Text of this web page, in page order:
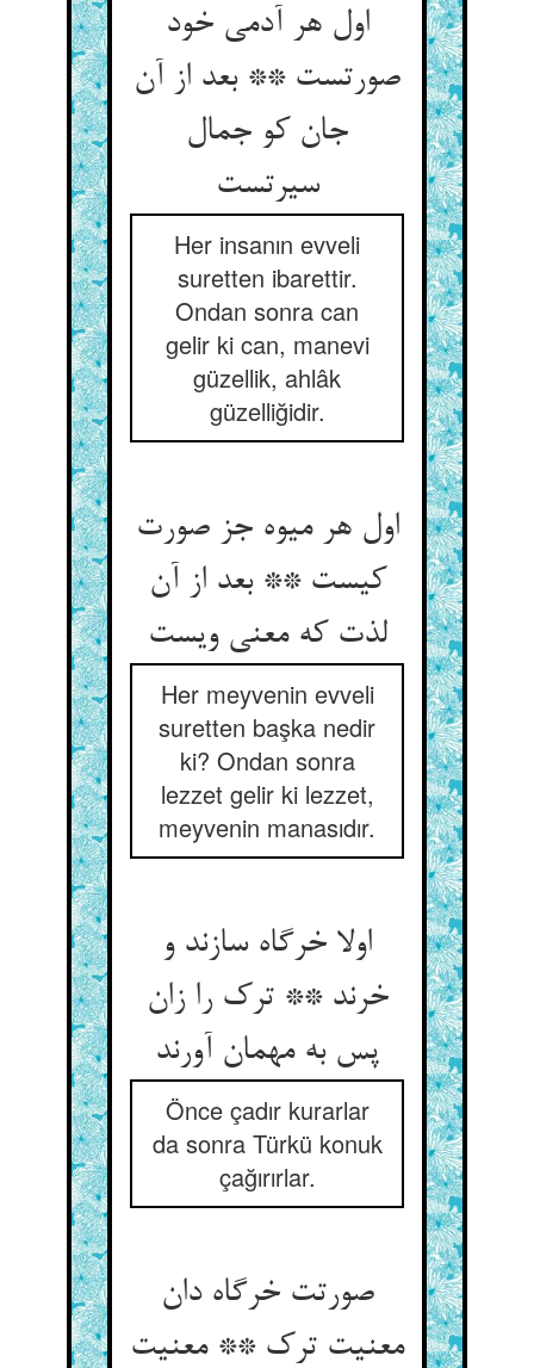
اول هر آدمی خود
صورتست ** بعد از آن
جان کو جمال
سیرتست
Her insanın evveli
suretten ibarettir.
Ondan sonra can
gelir ki can, manevi
güzellik, ahlâk
güzelliğidir.
اول هر میوه جز صورت
کیست ** بعد از آن
لذت که معنی ویست
Her meyvenin evveli
suretten başka nedir
ki? Ondan sonra
lezzet gelir ki lezzet,
meyvenin manasıdır.
اولا خرگاه سازند و
خرند ** ترک را زان
پس به مهمان آورند
Önce çadır kurarlar
da sonra Türkü konuk
çağırırlar.
صورتت خرگاه دان
معنیت ترک ** معنیت